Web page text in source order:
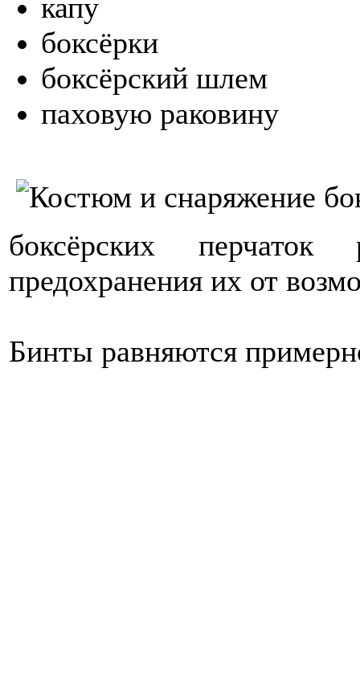
капу
боксёрки
боксёрский шлем
паховую раковину
боксёрских
предохранения их от
Бинты равняются